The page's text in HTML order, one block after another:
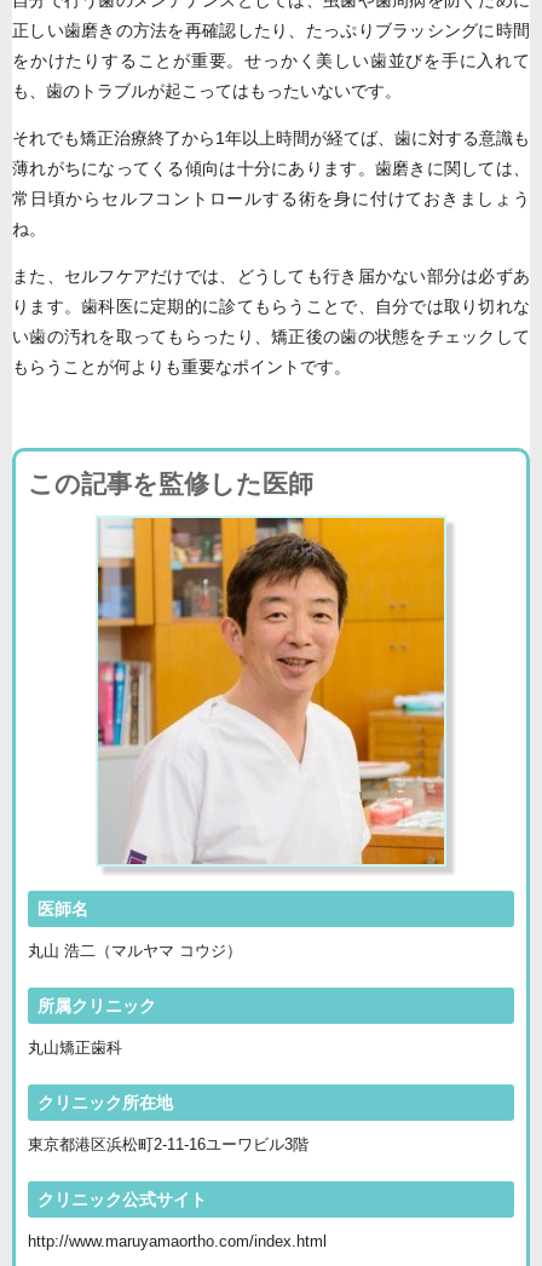
正しい歯磨きの方法を再確認したり、たっぷりブラッシングに時間
をかけたりすることが重要。せっかく美しい歯並びを手に入れて
も、歯のトラブルが起こってはもったいないです。
それでも矯正治療終了から1年以上時間が経てば、歯に対する意識も
薄れがちになってくる傾向は十分にあります。歯磨きに関しては、
常日頃からセルフコントロールする術を身に付けておきましょう
ね。
また、セルフケアだけでは、どうしても行き届かない部分は必ずあ
ります。歯科医に定期的に診てもらうことで、自分では取り切れな
い歯の汚れを取ってもらったり、矯正後の歯の状態をチェックして
もらうことが何よりも重要なポイントです。
この記事を監修した医師
医師名
丸山 浩二（マルヤマ コウジ）
所属クリニック
丸山矯正歯科
クリニック所在地
東京都港区浜松町2-11-16ユーワビル3階
クリニック公式サイト
http://www.maruyamaortho.com/index.html